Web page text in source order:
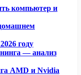
компьютер и
году
— анализ
AMD и Nvidia